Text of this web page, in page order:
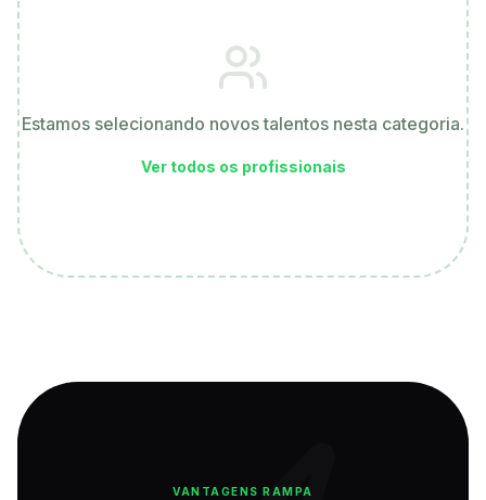
Estamos selecionando novos talentos nesta categoria.
Ver todos os profissionais
VANTAGENS RAMPA